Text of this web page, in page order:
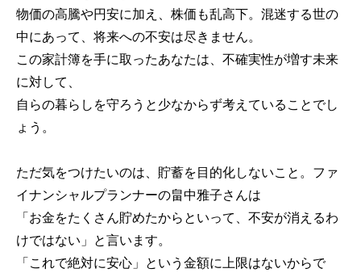
物価の高騰や円安に加え、株価も乱高下。混迷する世の
中にあって、将来への不安は尽きません。
この家計簿を手に取ったあなたは、不確実性が増す未来
に対して、
自らの暮らしを守ろうと少なからず考えていることでし
ょう。
ただ気をつけたいのは、貯蓄を目的化しないこと。ファ
イナンシャルプランナーの畠中雅子さんは
「お金をたくさん貯めたからといって、不安が消えるわ
けではない」と言います。
「これで絶対に安心」という金額に上限はないからで